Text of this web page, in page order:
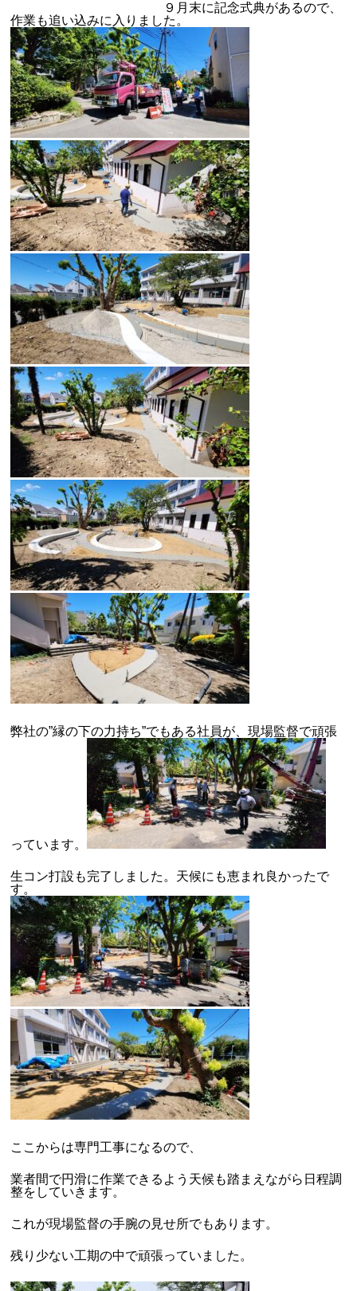
９月末に記念式典があるので、
作業も追い込みに入りました。
弊社の”縁の下の力持ち”でもある社員が、現場監督で頑張
っています。
生コン打設も完了しました。天候にも恵まれ良かったで
す。
ここからは専門工事になるので、
業者間で円滑に作業できるよう天候も踏まえながら日程調
整をしていきます。
これが現場監督の手腕の見せ所でもあります。
残り少ない工期の中で頑張っていました。